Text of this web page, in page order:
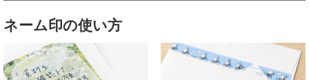
ネーム印の使い方